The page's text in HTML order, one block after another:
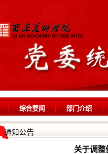
综合要闻 部门介绍
通知公告
关于调整